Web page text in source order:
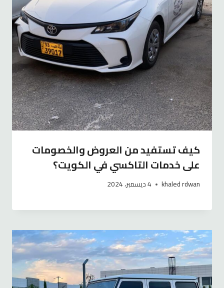
كيف تستفيد من العروض والخصومات
على خدمات التاكسي في الكويت؟
khaled rdwan 4 ديسمبر، 2024